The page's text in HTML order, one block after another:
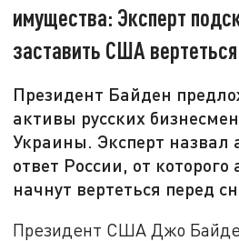
имущества: Эксперт
заставить США вертеться
Президент Байден
активы русских
Украины. Эксперт назвал
ответ России, от
начнут вертеться перед
Президент США Джо